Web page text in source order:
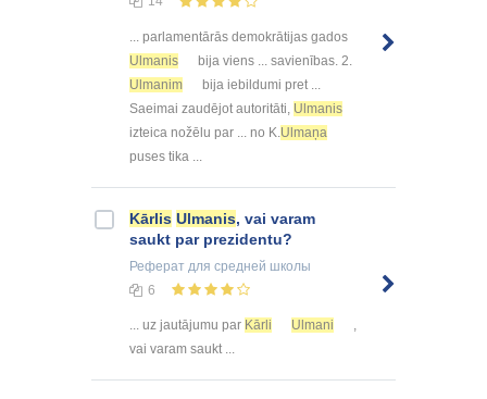
... parlamentārās demokrātijas gados
Ulmanis
bija viens ... savienības. 2.
Ulmanim
bija iebildumi pret ...
Saeimai zaudējot autoritāti, Ulmanis
izteica nožēlu par ... no K. Ulmaņa
puses tika ...
Kārlis Ulmanis, vai varam
saukt par prezidentu?
Реферат для средней школы
6
... uz jautājumu par Kārli Ulmani
,
vai varam saukt ...